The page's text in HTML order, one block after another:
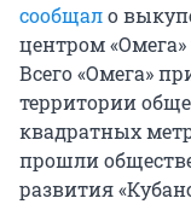
сообщало
центром
Всего «Омега»
территории
квадратных
прошли
развития